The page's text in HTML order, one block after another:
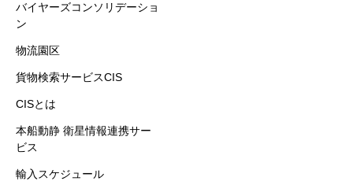
バイヤーズコンソリデーショ
ン
物流園区
貨物検索サービスCIS
CISとは
本船動静 衛星情報連携サー
ビス
輸入スケジュール